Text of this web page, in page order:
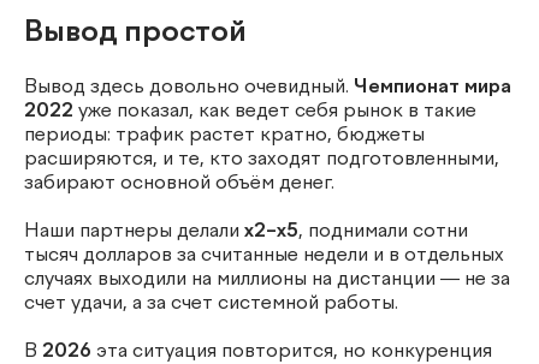
Вывод простой
Вывод здесь довольно очевидный. Чемпионат мира
2022 уже показал, как ведет себя рынок в такие
периоды: трафик растет кратно, бюджеты
расширяются, и те, кто заходят подготовленными,
забирают основной объём денег.
Наши партнеры делали х2–х5, поднимали сотни
тысяч долларов за считанные недели и в отдельных
случаях выходили на миллионы на дистанции — не за
счет удачи, а за счет системной работы.
В 2026 эта ситуация повторится, но конкуренция